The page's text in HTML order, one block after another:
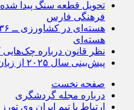
تحویل قطعه سنگ پیدا
فرهنگی فارس
هسته‌ای
نظر قانون درباره چک‌هایی
پیش‌بینی سال ۲۰۲۵ از زبان استیفن هاوکینگ!
صفحه نخست
درباره مجله گردشگری
ارتباط با تیم ایران وی تورز